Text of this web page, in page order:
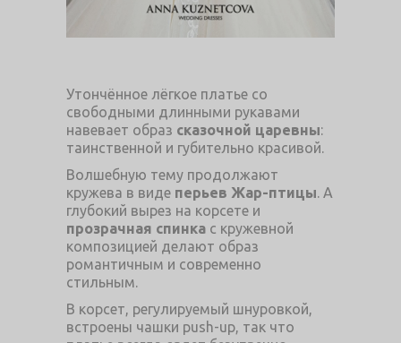
Утончённое лёгкое платье со
свободными длинными рукавами
навевает образ сказочной царевны:
таинственной и губительно красивой.
Волшебную тему продолжают
кружева в виде перьев Жар-птицы. А
глубокий вырез на корсете и
прозрачная спинка с кружевной
композицией делают образ
романтичным и современно
стильным.
В корсет, регулируемый шнуровкой,
встроены чашки push-up, так что